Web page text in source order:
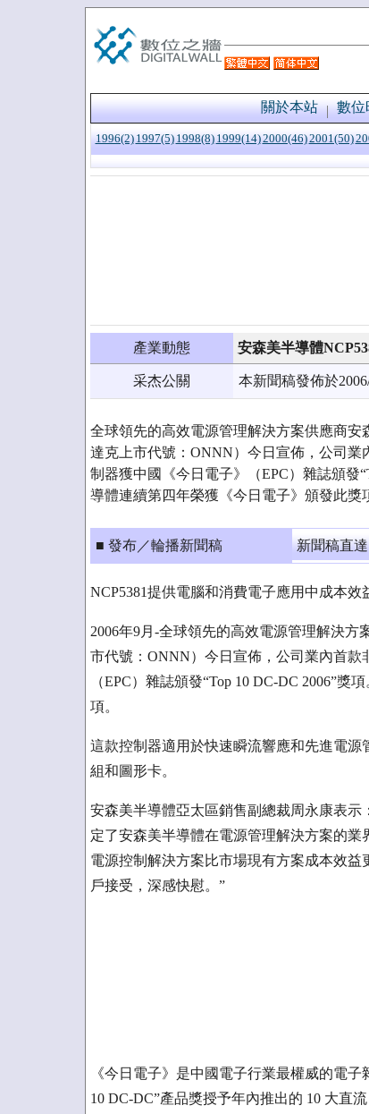
關於本站 數位
1996(2) 1997(5) 1998(8) 1999(14)2000(46)2001(50)
產業動態 安森美半導體
采杰公關 本新聞稿發佈於
全球領先的高效電源管理解決方案供應商安
達克上市代號：ONNN）今日宣佈，公司
制器獲中國《今日電子》（EPC）雜誌頒發
導體連續第四年榮獲《今日電子》頒發此獎
■ 發布／輪播新聞稿 新聞稿直
NCP5381提供電腦和消費電子應用中成本
2006年9月-全球領先的高效電源管理解決方
市代號：ONNN）今日宣佈，公司業內首款
（EPC）雜誌頒發“Top 10 DC-DC 2006”
項。
這款控制器適用於快速瞬流響應和先進電源
組和圖形卡。
安森美半導體亞太區銷售副總裁周永康表
定了安森美半導體在電源管理解決方案的
電源控制解決方案比市場現有方案成本效益
戶接受，深感快慰。”
《今日電子》是中國電子行業最權威的電子
10 DC-DC”產品獎授予年內推出的 10 大直